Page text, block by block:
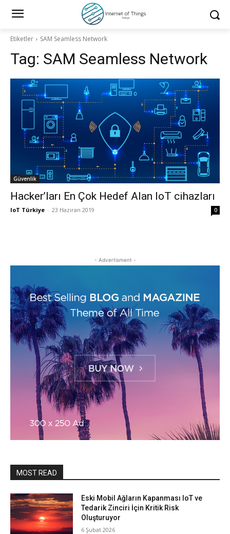
Etiketler SAM Seamless Network
Tag: SAM Seamless Network
Güvenlik
Hacker’ları En Çok Hedef Alan IoT cihazları
IoT Türkiye - 23 Haziran 2019 0
- Advertisment -
MOST READ
Eski Mobil Ağların Kapanması IoT ve
Tedarik Zinciri İçin Kritik Risk
Oluşturuyor
6 Şubat 2026